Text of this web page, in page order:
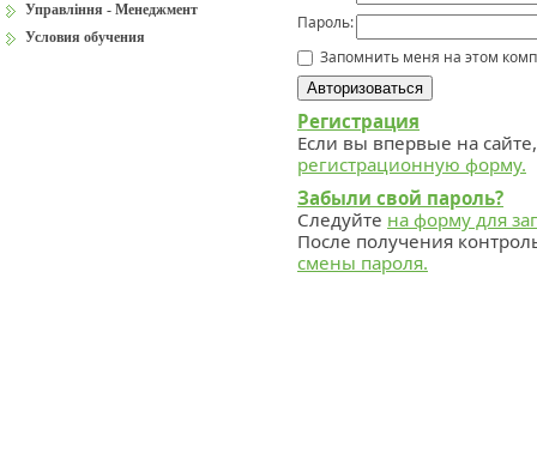
Пароль:
Запомнить меня на этом
Регистрация
Если вы впервые на
регистрационную форму.
Забыли свой пароль?
Следуйте на форму для
После получения
смены пароля.
Управління - Менеджмент
Условия обучения